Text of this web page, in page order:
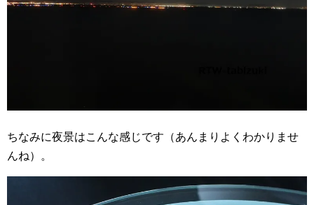
ちなみに夜景はこんな感じです（あんまりよくわかりませ
んね）。